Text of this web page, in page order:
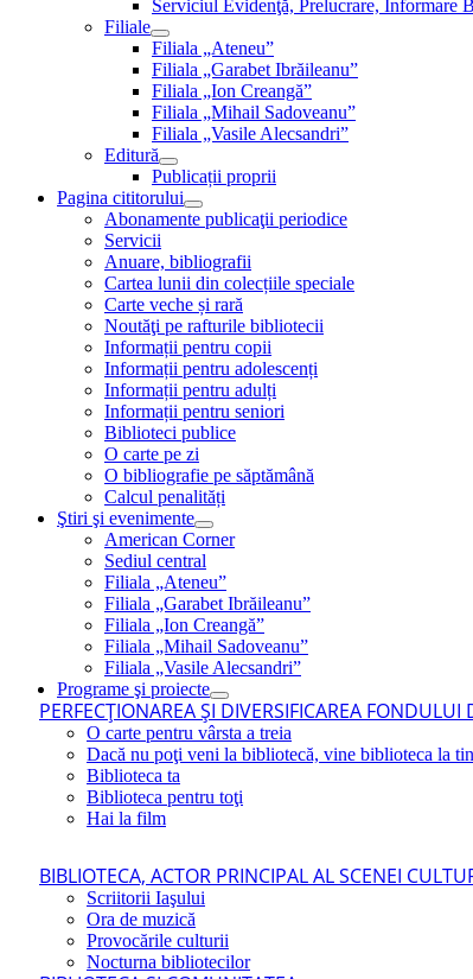
Serviciul Evidenţă, Prelucrare, Informare
Filiale
Filiala „Ateneu”
Filiala „Garabet Ibrăileanu”
Filiala „Ion Creangă”
Filiala „Mihail Sadoveanu”
Filiala „Vasile Alecsandri”
Editură
Publicații proprii
Pagina cititorului
Abonamente publicaţii periodice
Servicii
Anuare, bibliografii
Cartea lunii din colecțiile speciale
Carte veche și rară
Noutăţi pe rafturile bibliotecii
Informații pentru copii
Informații pentru adolescenți
Informații pentru adulți
Informații pentru seniori
Biblioteci publice
O carte pe zi
O bibliografie pe săptămână
Calcul penalități
Ştiri şi evenimente
American Corner
Sediul central
Filiala „Ateneu”
Filiala „Garabet Ibrăileanu”
Filiala „Ion Creangă”
Filiala „Mihail Sadoveanu”
Filiala „Vasile Alecsandri”
Programe şi proiecte
PERFECŢIONAREA ŞI DIVERSIFICAREA
O carte pentru vârsta a treia
Dacă nu poţi veni la bibliotecă, vine biblioteca la
Biblioteca ta
Biblioteca pentru toţi
Hai la film
BIBLIOTECA, ACTOR PRINCIPAL AL SCENEI
Scriitorii Iaşului
Ora de muzică
Provocările culturii
Nocturna bibliotecilor